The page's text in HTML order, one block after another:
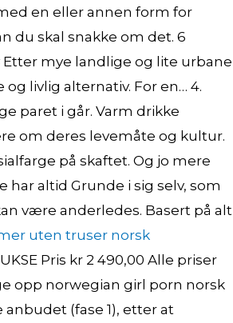
en eller annen form for
du skal snakke om det. 6
mye landlige og lite urbane
livlig alternativ. For en… 4.
paret i går. Varm drikke
om deres levemåte og kultur.
på skaftet. Og jo mere
altid Grunde i sig selv, som
være anderledes. Basert på alt
uten truser norsk
Pris kr 2 490,00 Alle priser
opp norwegian girl porn norsk
(fase 1), etter at